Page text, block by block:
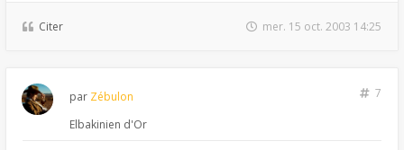
Citer mer. 15 oct. 2003 14:25
7
par Zébulon
Elbakinien d'Or